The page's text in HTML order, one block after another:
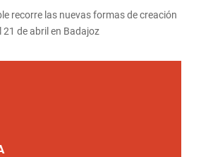
recorre las nuevas formas de creación
21 de abril en Badajoz